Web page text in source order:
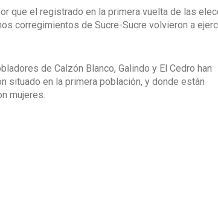
que el registrado en la primera vuelta de las
corregimientos de Sucre-Sucre volvieron a
de Calzón Blanco, Galindo y El Cedro han
situado en la primera población, y donde están
mujeres.